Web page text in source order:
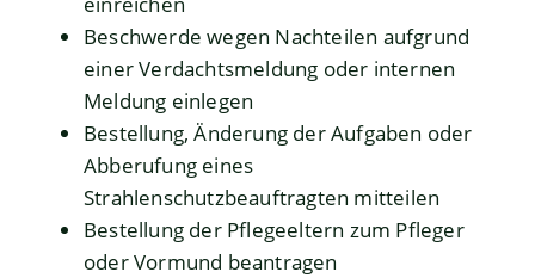
Beschwerde wegen Nachteilen aufgrund
einer Verdachtsmeldung oder internen
Meldung einlegen
Bestellung, Änderung der Aufgaben oder
Abberufung eines
Strahlenschutzbeauftragten mitteilen
Bestellung der Pflegeeltern zum Pfleger
oder Vormund beantragen